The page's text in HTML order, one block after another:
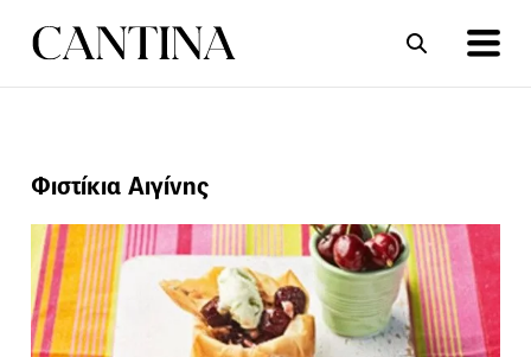
ΣΥΝΤΑΓΕΣ
Φιστίκια Αιγίνης